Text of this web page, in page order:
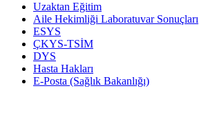
Uzaktan Eğitim
Aile Hekimliği Laboratuvar Sonuçları
ESYS
ÇKYS-TSİM
DYS
Hasta Hakları
E-Posta (Sağlık Bakanlığı)